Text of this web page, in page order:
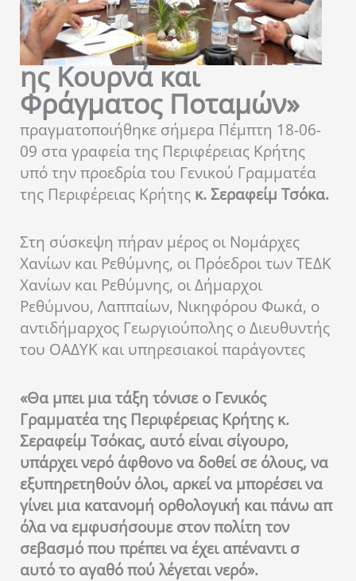
ης Κουρνά και
Φράγματος Ποταμών»
πραγματοποιήθηκε σήμερα Πέμπτη 18-06-
09 στα γραφεία της Περιφέρειας Κρήτης
υπό την προεδρία του Γενικού Γραμματέα
της Περιφέρειας Κρήτης κ. Σεραφείμ Τσόκα.
Στη σύσκεψη πήραν μέρος οι Νομάρχες
Χανίων και Ρεθύμνης, οι Πρόεδροι των ΤΕΔΚ
Χανίων και Ρεθύμνης, οι Δήμαρχοι
Ρεθύμνου, Λαππαίων, Νικηφόρου Φωκά, ο
αντιδήμαρχος Γεωργιούπολης ο Διευθυντής
του ΟΑΔΥΚ και υπηρεσιακοί παράγοντες
«Θα μπει μια τάξη τόνισε ο Γενικός
Γραμματέα της Περιφέρειας Κρήτης κ.
Σεραφείμ Τσόκας, αυτό είναι σίγουρο,
υπάρχει νερό άφθονο να δοθεί σε όλους, να
εξυπηρετηθούν όλοι, αρκεί να μπορέσει να
γίνει μια κατανομή ορθολογική και πάνω απ
όλα να εμφυσήσουμε στον πολίτη τον
σεβασμό που πρέπει να έχει απέναντι σ
αυτό το αγαθό πού λέγεται νερό».